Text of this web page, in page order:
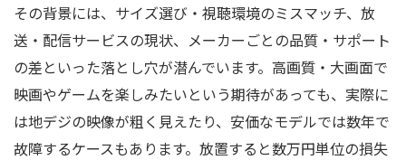
その背景には、サイズ選び・視聴環境のミスマッチ、放
送・配信サービスの現状、メーカーごとの品質・サポート
の差といった落とし穴が潜んでいます。高画質・大画面で
映画やゲームを楽しみたいという期待があっても、実際に
は地デジの映像が粗く見えたり、安価なモデルでは数年で
故障するケースもあります。放置すると数万円単位の損失